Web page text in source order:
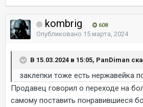
kombrig 608
Опубликовано 15 марта, 2024
В 15.03.2024 в 15:05, PanDiman
заклепки тоже есть нержавейка
Продавец говорил о переходе на
самому поставить понравившиеся